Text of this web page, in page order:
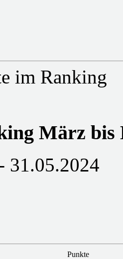
im Ranking
März bis
31.05.2024
Punkte